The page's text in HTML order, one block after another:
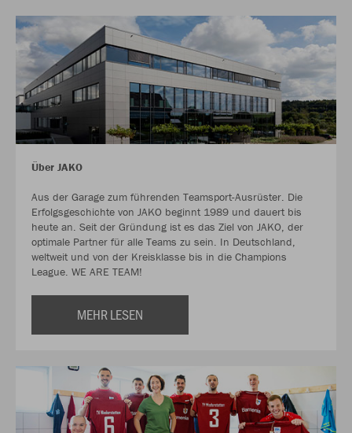
Über JAKO
Aus der Garage zum führenden Teamsport-Ausrüster. Die
Erfolgsgeschichte von JAKO beginnt 1989 und dauert bis
heute an. Seit der Gründung ist es das Ziel von JAKO, der
optimale Partner für alle Teams zu sein. In Deutschland,
weltweit und von der Kreisklasse bis in die Champions
League. WE ARE TEAM!
MEHR LESEN